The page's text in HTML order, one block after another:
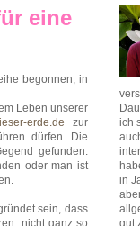
eine
begonnen, in
Leben unserer
erde.de zur
dürfen. Die
gefunden.
oder man ist
sein, dass
nicht ganz so
ich
in
gut